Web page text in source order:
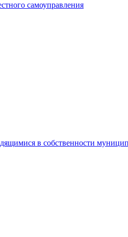
самоуправления
в собственности